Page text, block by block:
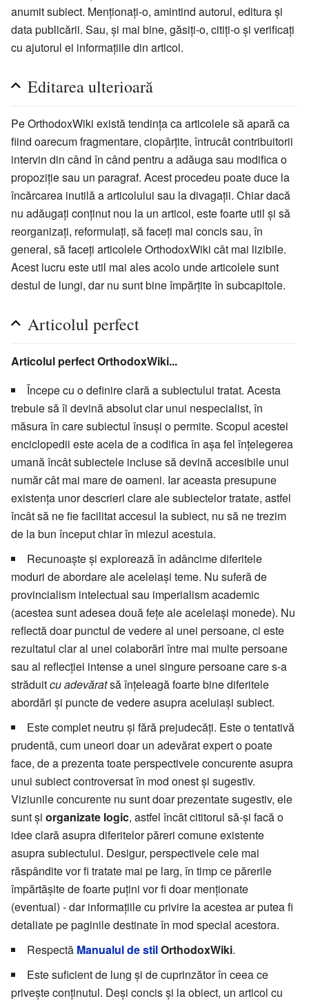
anumit subiect. Menționați-o, amintind autorul, editura și
data publicării. Sau, și mai bine, găsiți-o, citiți-o și verificați
cu ajutorul ei informațiile din articol.
Editarea ulterioară
Pe OrthodoxWiki există tendința ca articolele să apară ca
fiind oarecum fragmentare, ciopârțite, întrucât contribuitorii
intervin din când în când pentru a adăuga sau modifica o
propoziție sau un paragraf. Acest procedeu poate duce la
încărcarea inutilă a articolului sau la divagații. Chiar dacă
nu adăugați conținut nou la un articol, este foarte util și să
reorganizați, reformulați, să faceți mai concis sau, în
general, să faceți articolele OrthodoxWiki cât mai lizibile.
Acest lucru este util mai ales acolo unde articolele sunt
destul de lungi, dar nu sunt bine împărțite în subcapitole.
Articolul perfect
Articolul perfect OrthodoxWiki...
Începe cu o definire clară a subiectului tratat. Acesta
trebuie să îi devină absolut clar unui nespecialist, în
măsura în care subiectul însuși o permite. Scopul acestei
enciclopedii este acela de a codifica în așa fel înțelegerea
umană încât subiectele incluse să devină accesibile unui
număr cât mai mare de oameni. Iar aceasta presupune
existența unor descrieri clare ale subiectelor tratate, astfel
încât să ne fie facilitat accesul la subiect, nu să ne trezim
de la bun început chiar în miezul acestuia.
Recunoaște și explorează în adâncime diferitele
moduri de abordare ale aceleiași teme. Nu suferă de
provincialism intelectual sau imperialism academic
(acestea sunt adesea două fețe ale aceleiași monede). Nu
reflectă doar punctul de vedere al unei persoane, ci este
rezultatul clar al unei colaborări între mai multe persoane
sau al reflecției intense a unei singure persoane care s-a
străduitcu adevăratsă înțeleagă foarte bine diferitele
abordări și puncte de vedere asupra aceluiași subiect.
Este complet neutru și fără prejudecăți. Este o tentativă
prudentă, cum uneori doar un adevărat expert o poate
face, de a prezenta toate perspectivele concurente asupra
unui subiect controversat în mod onest și sugestiv.
Viziunile concurente nu sunt doar prezentate sugestiv, ele
sunt și organizate logic, astfel încât cititorul să-și facă o
idee clară asupra diferitelor păreri comune existente
asupra subiectului. Desigur, perspectivele cele mai
răspândite vor fi tratate mai pe larg, în timp ce părerile
împărtășite de foarte puțini vor fi doar menționate
(eventual) - dar informațiile cu privire la acestea ar putea fi
detaliate pe paginile destinate în mod special acestora.
Respectă Manualul de stilOrthodoxWiki.
Este suficient de lung și de cuprinzător în ceea ce
privește conținutul. Deși concis și la obiect, un articol cu